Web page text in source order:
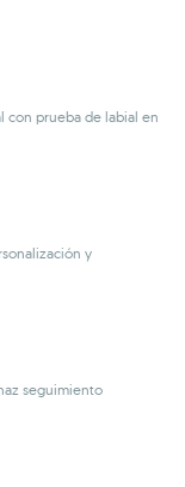
con prueba de labial en
y
seguimiento